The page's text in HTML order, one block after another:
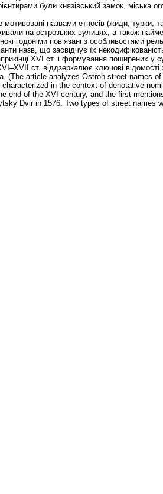
були князівський замок, міська
назвами етносів (жиди, турки,
на острозьких вулицях, а також
годоніми пов’язані з особливостями
назв, що засвідчує їх
XVI ст. і формування поширених у
ст. віддзеркалює ключові відомості
(The article analyzes Ostroh street
in the context of denotative-
end of the XVI century, and the first
Dvir in 1576. Two types of street names